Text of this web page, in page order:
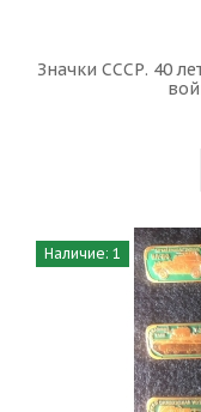
Значки СССР. 40
Наличие: 1